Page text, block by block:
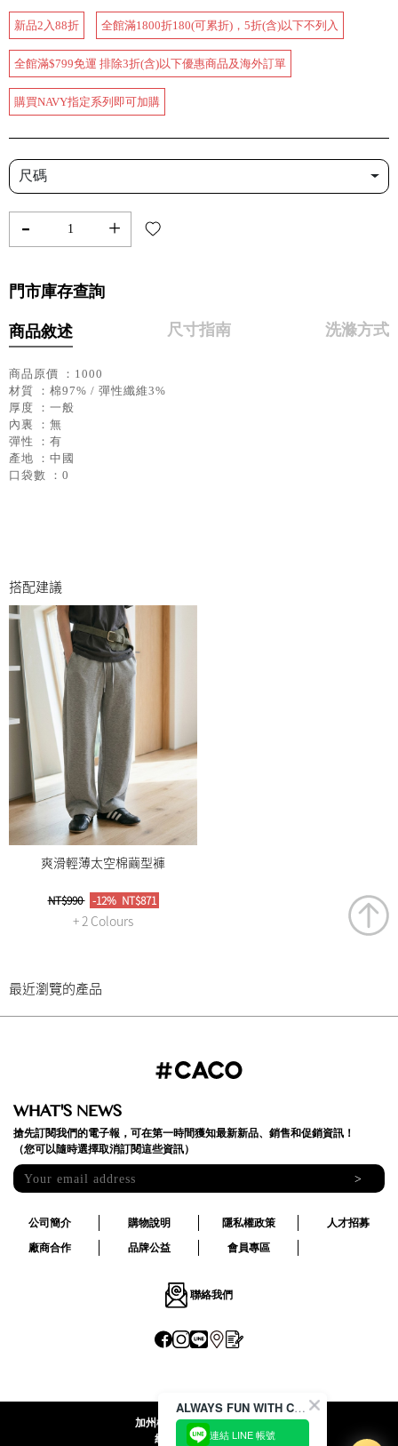
新品2入88折 全館滿1800折180(可累折)，5折(含)以下不列入
全館滿$799免運 排除3折(含)以下優惠商品及海外訂單
購買NAVY指定系列即可加購
尺碼
- +
門市庫存查詢
商品敘述 尺寸指南 洗滌方式
商品原價 ：1000
材質 ：棉97% / 彈性纖維3%
厚度 ：一般
內裏 ：無
彈性 ：有
產地 ：中國
口袋數 ：0
搭配建議
爽滑輕薄太空棉繭型褲
NT$990 -12% NT$871
+ 2 Colours
最近瀏覽的產品
WHAT'S NEWS
搶先訂閱我們的電子報，可在第一時間獲知最新新品、銷售和促銷資訊！
（您可以隨時選擇取消訂閱這些資訊）
>
公司簡介 購物說明 隱私權政策
人才招募
廠商合作
品牌公益 會員專區
聯絡我們
加州椰子國際股份有限公司
統一編號:24492069
ALWAYS FUN WITH CACO !
連結 LINE 帳號